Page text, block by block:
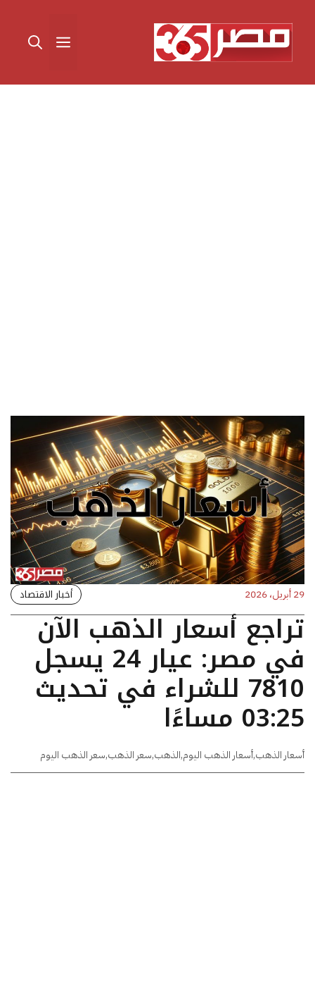
المحتوى القائمة
29 أبريل، 2026 أخبار الاقتصاد
تراجع أسعار الذهب الآن
في مصر: عيار 24 يسجل
7810 للشراء في تحديث
03:25 مساءًا
أسعار الذهب,أسعار الذهب اليوم,الذهب,سعر الذهب,سعر الذهب اليوم